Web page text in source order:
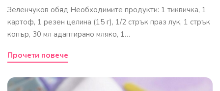
Зеленчуков обяд Необходимите продукти: 1 тиквичка, 1
картоф, 1 резен целина (15 г), 1/2 стрък праз лук, 1 стрък
копър, 30 мл адаптирано мляко, 1…
Прочети повече